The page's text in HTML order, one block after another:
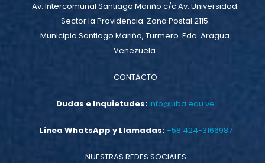
Av. Intercomunal Santiago Mariño c/c Av. Universidad.
Sector la Providencia. Zona Postal 2115.
Municipio Santiago Mariño, Turmero. Edo. Aragua.
Venezuela.
CONTACTO
Dudas e Inquietudes:info@uba.edu.ve
Línea WhatsApp y Llamadas:+58 424-3166987
NUESTRAS REDES SOCIALES